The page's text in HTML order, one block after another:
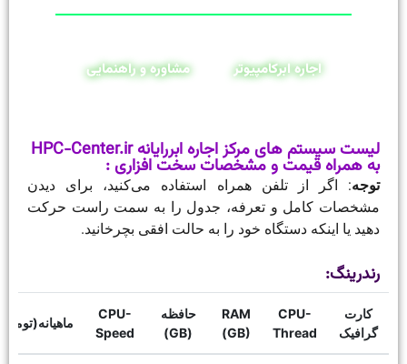
اجاره ابرکامپیوتر مشاوره و راهنمایی
لیست سیستم های مرکز اجاره ابررایانه HPC-Center.ir
به همراه قیمت و مشخصات سخت افزاری :
توجه: اگر از تلفن همراه استفاده می‌کنید، برای دیدن
مشخصات کامل و تعرفه، جدول را به سمت راست حرکت
دهید یا اینکه دستگاه خود را به حالت افقی بچرخانید.
رندرینگ:
کارت
گرافیک
CPU-
Thread
RAM
(GB)
حافظه
(GB)
CPU-
Speed